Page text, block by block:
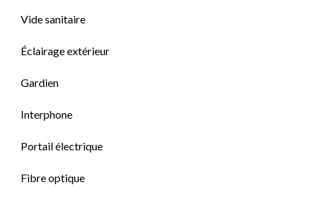
Vide sanitaire
Éclairage extérieur
Gardien
Interphone
Portail électrique
Fibre optique